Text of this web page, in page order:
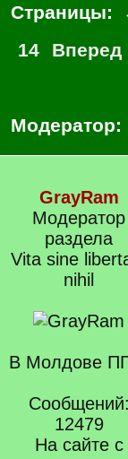
Страницы:
14
Модератор:
GrayRam
Модератор
раздела
Vita sine
nihil
В Молдове
Сообщений:
12479
На сайте с